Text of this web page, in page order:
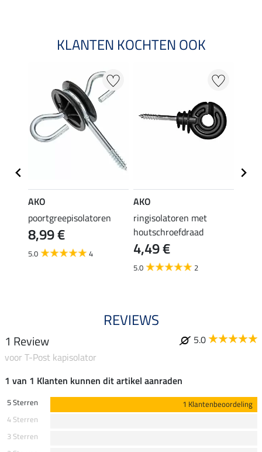
KLANTEN KOCHTEN OOK
AKO
poortgreepisolatoren
8,99 €
5.0 4
AKO
ringisolatoren met
houtschroefdraad
4,49 €
5.0 2
REVIEWS
1 Review
5.0
voor T-Post kapisolator
1 van 1 Klanten kunnen dit artikel aanraden
5 Sterren
1 Klantenbeoordeling
4 Sterren
3 Sterren